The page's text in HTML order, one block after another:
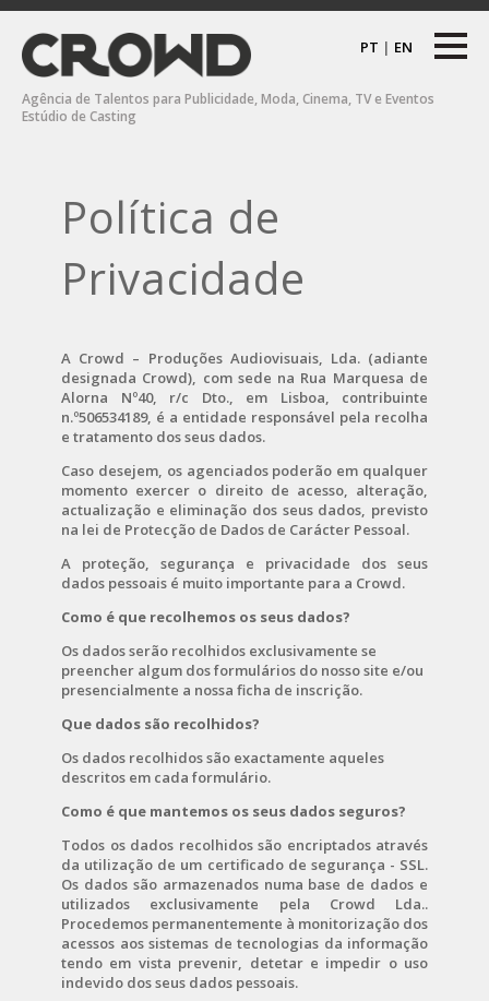
PT | EN
Agência de Talentos para Publicidade, Moda, Cinema, TV e Eventos
Estúdio de Casting
Política de
Privacidade
A Crowd – Produções Audiovisuais, Lda. (adiante
designada Crowd), com sede na Rua Marquesa de
Alorna Nº40, r/c Dto., em Lisboa, contribuinte
n.º506534189, é a entidade responsável pela recolha
e tratamento dos seus dados.
Caso desejem, os agenciados poderão em qualquer
momento exercer o direito de acesso, alteração,
actualização e eliminação dos seus dados, previsto
na lei de Protecção de Dados de Carácter Pessoal.
A proteção, segurança e privacidade dos seus
dados pessoais é muito importante para a Crowd.
Como é que recolhemos os seus dados?
Os dados serão recolhidos exclusivamente se
preencher algum dos formulários do nosso site e/ou
presencialmente a nossa ficha de inscrição.
Que dados são recolhidos?
Os dados recolhidos são exactamente aqueles
descritos em cada formulário.
Como é que mantemos os seus dados seguros?
Todos os dados recolhidos são encriptados através
da utilização de um certificado de segurança - SSL.
Os dados são armazenados numa base de dados e
utilizados exclusivamente pela Crowd Lda..
Procedemos permanentemente à monitorização dos
acessos aos sistemas de tecnologias da informação
tendo em vista prevenir, detetar e impedir o uso
indevido dos seus dados pessoais.